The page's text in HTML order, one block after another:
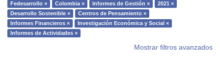
Fedesarrollo × Colombia × Informes de Gestión ×
2021 ×
Desarrollo Sostenible ×
Centros de Pensamiento ×
Informes Financieros ×
Investigación Económica y Social ×
Informes de Actividades ×
Mostrar filtros avanzados